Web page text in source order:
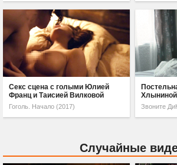
Секс сцена с голыми Юлией
Франц и Таисией Вилковой
Гоголь. Начало (2017)
Хлыниной
Звоните
Случайные